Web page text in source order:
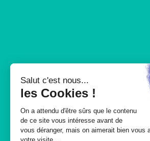
116 117
Pour trouver un
garde0,06€ / min + prix
/De 20h00 à 24h00, Week-